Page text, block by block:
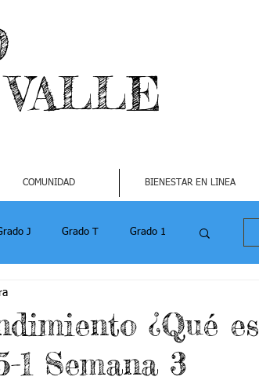
COMUNIDAD BIENESTAR EN LINEA
J Grado T Grado 1
5 -1
Grado 8 -1 Grado 8 -2
¿Qué es
1 Semana 3